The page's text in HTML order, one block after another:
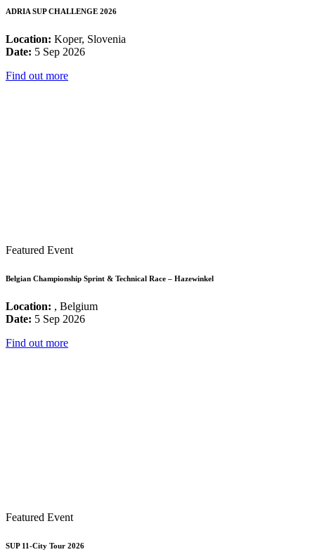
ADRIA SUP CHALLENGE 2026
Location: Koper, Slovenia
Date: 5 Sep 2026
Find out more
Featured Event
Belgian Championship Sprint & Technical Race – Hazewinkel
Location: , Belgium
Date: 5 Sep 2026
Find out more
Featured Event
SUP 11-City Tour 2026